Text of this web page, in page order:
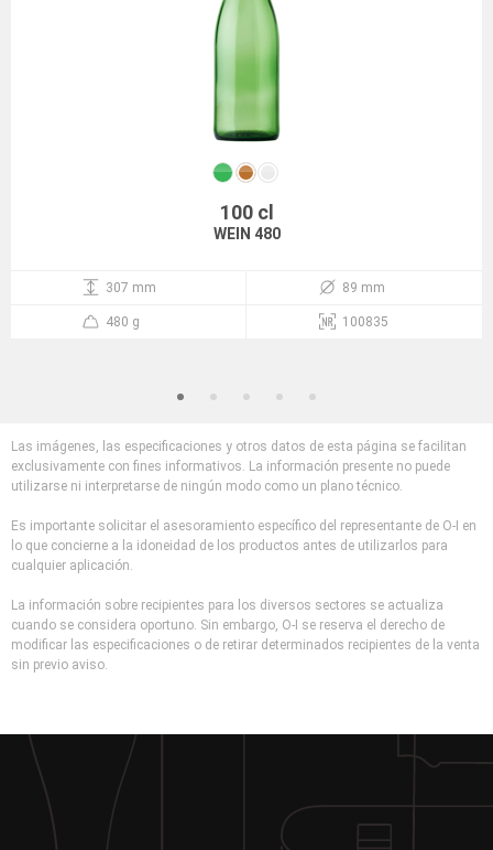
100 cl
WEIN 480
307 mm 89 mm
480 g 100835
Las imágenes, las especificaciones y otros datos de esta página se facilitan
exclusivamente con fines informativos. La información presente no puede
utilizarse ni interpretarse de ningún modo como un plano técnico.
Es importante solicitar el asesoramiento específico del representante de O-I en
lo que concierne a la idoneidad de los productos antes de utilizarlos para
cualquier aplicación.
La información sobre recipientes para los diversos sectores se actualiza
cuando se considera oportuno. Sin embargo, O-I se reserva el derecho de
modificar las especificaciones o de retirar determinados recipientes de la venta
sin previo aviso.